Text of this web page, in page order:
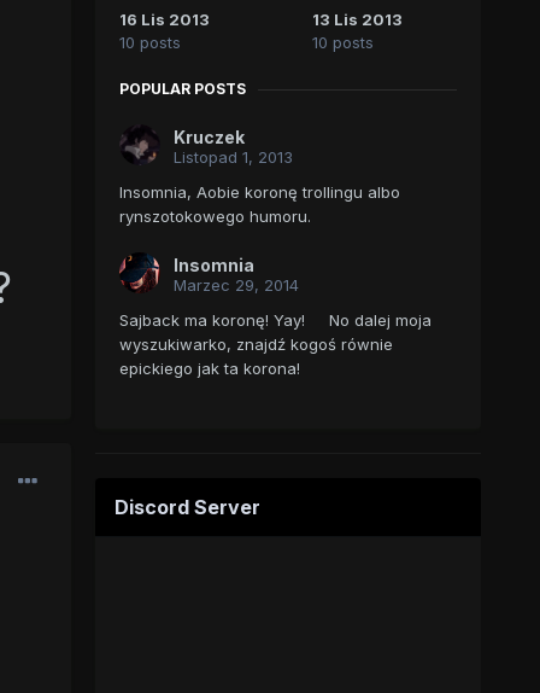
16 Lis 2013
10 posts
13 Lis 2013
10 posts
POPULAR POSTS
Kruczek
Listopad 1, 2013
Insomnia, Aobie koronę trollingu albo
rynszotokowego humoru.
Insomnia
Marzec 29, 2014
Sajback ma koronę! Yay! No dalej moja
wyszukiwarko, znajdź kogoś równie
epickiego jak ta korona!
Discord Server